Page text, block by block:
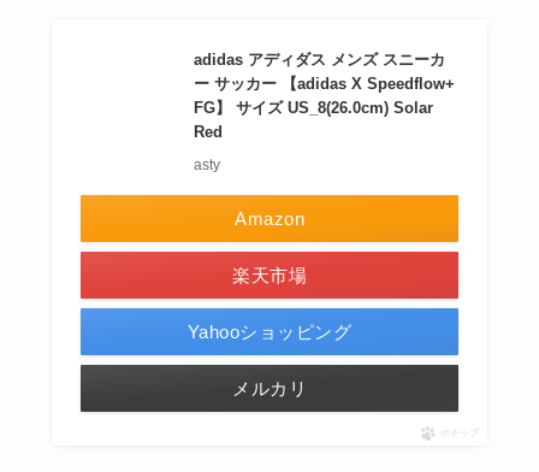
adidas アディダス メンズ スニーカ
ー サッカー 【adidas X Speedflow+
FG】 サイズ US_8(26.0cm) Solar
Red
asty
Amazon
楽天市場
Yahooショッピング
メルカリ
ポチップ